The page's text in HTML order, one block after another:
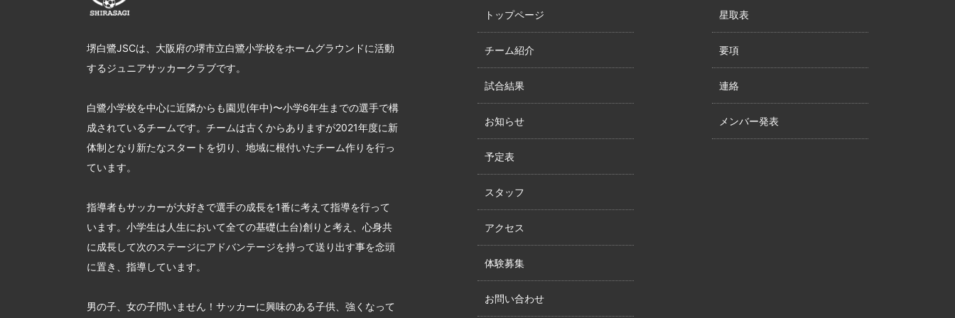
堺白鷺JSCは、大阪府の堺市立白鷺小学校をホームグラウンドに活動
するジュニアサッカークラブです。
白鷺小学校を中心に近隣からも園児(年中)〜小学6年生までの選手で構
成されているチームです。チームは古くからありますが2021年度に新
体制となり新たなスタートを切り、地域に根付いたチーム作りを行っ
ています。
指導者もサッカーが大好きで選手の成長を1番に考えて指導を行って
います。小学生は人生において全ての基礎(土台)創りと考え、心身共
に成長して次のステージにアドバンテージを持って送り出す事を念頭
に置き、指導しています。
男の子、女の子問いません！サッカーに興味のある子供、強くなって
トップページ
チーム紹介
試合結果
お知らせ
予定表
スタッフ
アクセス
体験募集
お問い合わせ
星取表
要項
連絡
メンバー発表